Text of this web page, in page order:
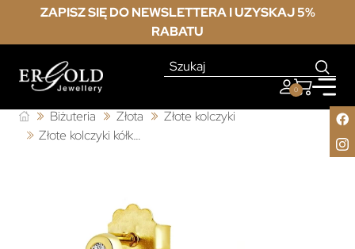
ZAPISZ SIĘ DO NEWSLETTERA I UZYSKAJ 5%
RABATU
0
Biżuteria Złota
Złote kolczyki
Złote kolczyki kółka sztyft 333